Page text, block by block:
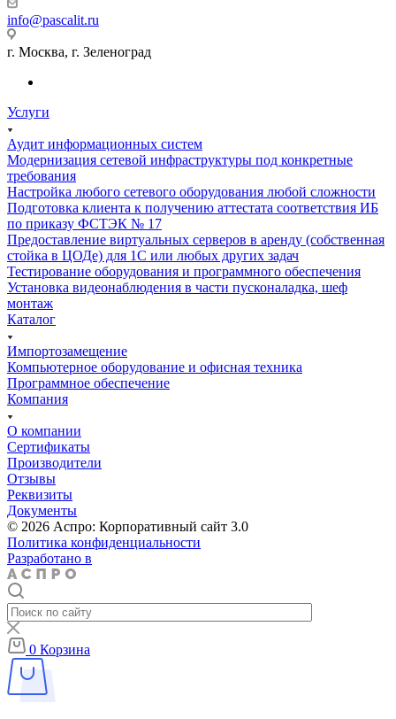
info@pascalit.ru
г. Москва, г. Зеленоград
Услуги
Аудит информационных систем
Модернизация сетевой инфраструктуры под конкретные
требования
Настройка любого сетевого оборудования любой сложности
Подготовка клиента к получению аттестата соответствия ИБ
по приказу ФСТЭК № 17
Предоставление виртуальных серверов в аренду (собственная
стойка в ЦОДе) для 1С или любых других задач
Тестирование оборудования и программного обеспечения
Установка видеонаблюдения в части пусконаладка, шеф
монтаж
Каталог
Импортозамещение
Компьютерное оборудование и офисная техника
Программное обеспечение
Компания
О компании
Сертификаты
Производители
Отзывы
Реквизиты
Документы
© 2026 Аспро: Корпоративный сайт 3.0
Политика конфиденциальности
Разработано в
0 Корзина